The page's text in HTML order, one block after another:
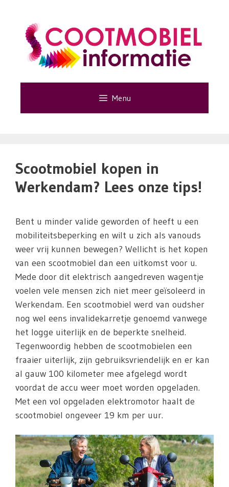
Menu
Scootmobiel kopen in
Werkendam? Lees onze tips!
Bent u minder valide geworden of heeft u een
mobiliteitsbeperking en wilt u zich als vanouds
weer vrij kunnen bewegen? Wellicht is het kopen
van een scootmobiel dan een uitkomst voor u.
Mede door dit elektrisch aangedreven wagentje
voelen vele mensen zich niet meer geïsoleerd in
Werkendam. Een scootmobiel werd van oudsher
nog wel eens invalidekarretje genoemd vanwege
het logge uiterlijk en de beperkte snelheid.
Tegenwoordig hebben de scootmobielen een
fraaier uiterlijk, zijn gebruiksvriendelijk en er kan
al gauw 100 kilometer mee afgelegd wordt
voordat de accu weer moet worden opgeladen.
Met een vol opgeladen elektromotor haalt de
scootmobiel ongeveer 19 km per uur.